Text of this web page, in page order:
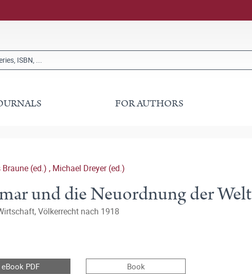
FOR AUTHORS
(ed.) , Michael Dreyer (ed.)
und die Neuordnung der Welt
Völkerrecht nach 1918
eBook PDF Book